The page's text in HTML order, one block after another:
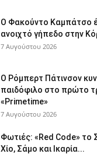
Ο Φακούντο Καμπάτσο
ανοιχτό γήπεδο στην
7 Αυγούστου 2026
Ο Ρόμπερτ Πάτινσον
παιδόφιλο στο πρώτο
«Primetime»
7 Αυγούστου 2026
Φωτιές: «Red Code» το
Χίο, Σάμο και Ικαρία...